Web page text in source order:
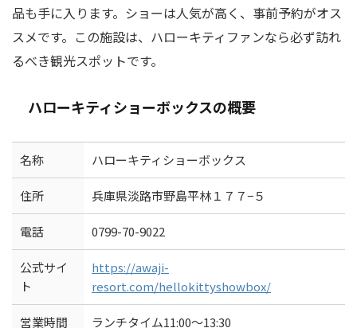
品も手に入ります。ショーは人気が高く、事前予約がオス
スメです。この施設は、ハローキティファンなら必ず訪れ
るべき観光スポットです。
ハローキティショーボックスの概要
名称 ハローキティショーボックス
住所 兵庫県淡路市野島平林１７７−５
電話 0799-70-9022
公式サイ
ト
https://awaji-
resort.com/hellokittyshowbox/
営業時間
ランチタイム11:00～13:30